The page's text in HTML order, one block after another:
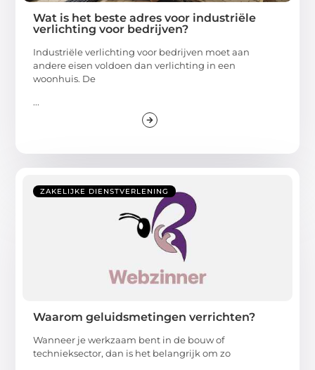
Wat is het beste adres voor industriële
verlichting voor bedrijven?
Industriële verlichting voor bedrijven moet aan
andere eisen voldoen dan verlichting in een
woonhuis. De
...
ZAKELIJKE DIENSTVERLENING
Waarom geluidsmetingen verrichten?
Wanneer je werkzaam bent in de bouw of
technieksector, dan is het belangrijk om zo